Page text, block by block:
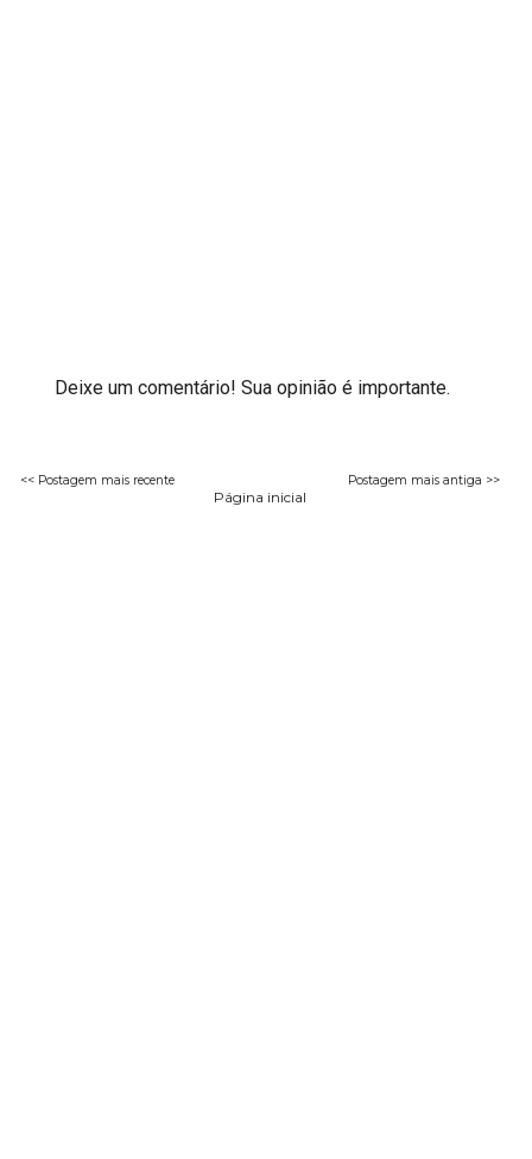
Deixe um comentário! Sua opinião é importante.
<< Postagem mais recente Postagem mais antiga >>
Página inicial